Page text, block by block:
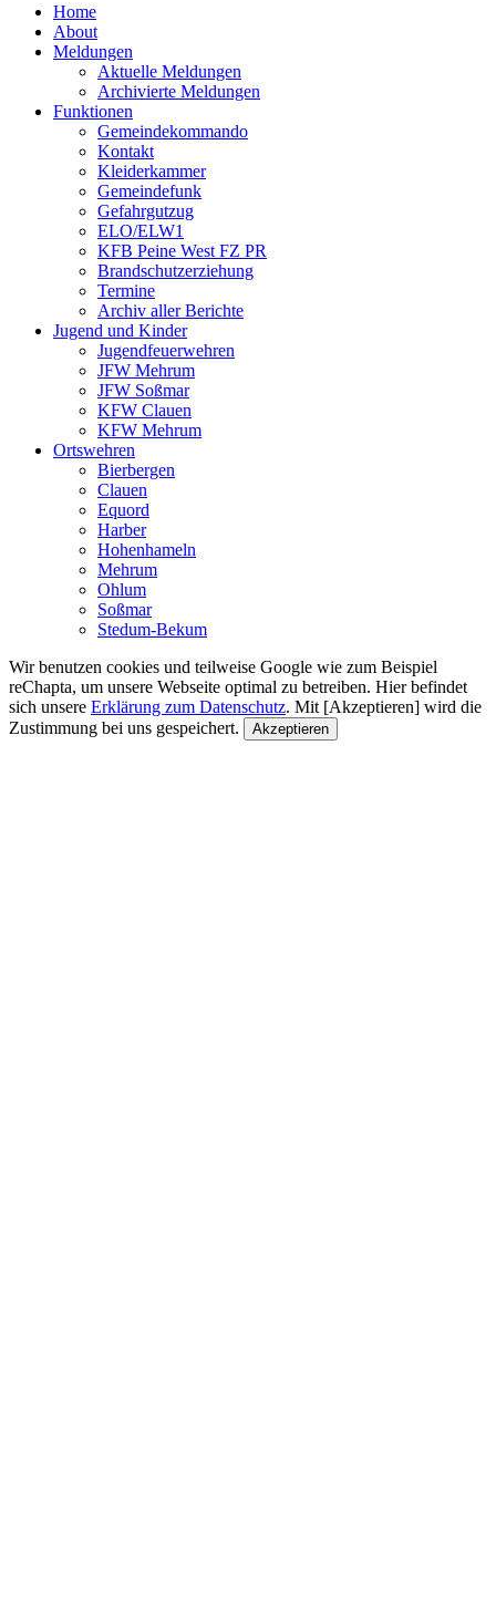
Home
About
Meldungen
Aktuelle Meldungen
Archivierte Meldungen
Funktionen
Gemeindekommando
Kontakt
Kleiderkammer
Gemeindefunk
Gefahrgutzug
ELO/ELW1
KFB Peine West FZ PR
Brandschutzerziehung
Termine
Archiv aller Berichte
Jugend und Kinder
Jugendfeuerwehren
JFW Mehrum
JFW Soßmar
KFW Clauen
KFW Mehrum
Ortswehren
Bierbergen
Clauen
Equord
Harber
Hohenhameln
Mehrum
Ohlum
Soßmar
Stedum-Bekum
Wir benutzen cookies und teilweise Google wie zum Beispiel
reChapta, um unsere Webseite optimal zu betreiben. Hier befindet
sich unsere Erklärung zum Datenschutz. Mit [Akzeptieren] wird die
Zustimmung bei uns gespeichert.
Akzeptieren